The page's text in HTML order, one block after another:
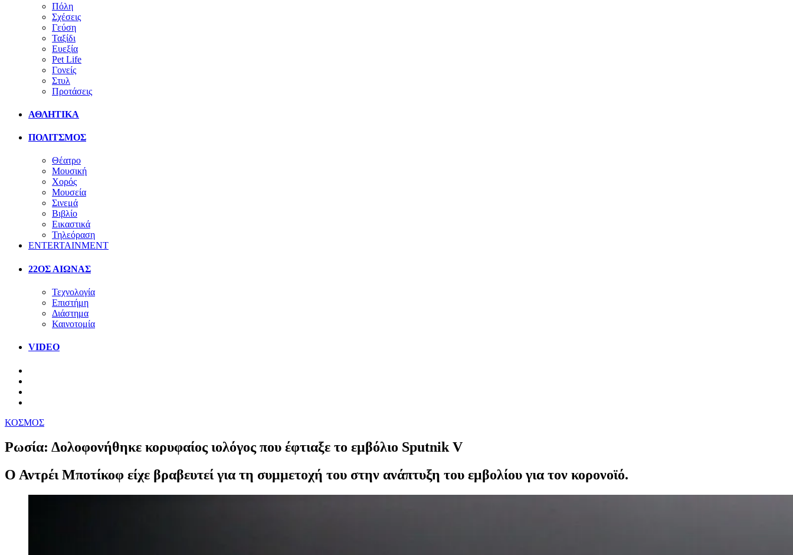
Πόλη
Σχέσεις
Γεύση
Ταξίδι
Ευεξία
Pet Life
Γονείς
Στυλ
Προτάσεις
ΑΘΛΗΤΙΚΑ
ΠΟΛΙΤΣΜΟΣ
Θέατρο
Μουσική
Χορός
Μουσεία
Σινεμά
Βιβλίο
Εικαστικά
Τηλεόραση
ENTERTAINMENT
22ΟΣ ΑΙΩΝΑΣ
Τεχνολογία
Επιστήμη
Διάστημα
Καινοτομία
VIDEO
ΚΟΣΜΟΣ
Ρωσία: Δολοφονήθηκε κορυφαίος ιολόγος που έφτιαξε το εμβόλιο Sputnik V
Ο Αντρέι Μποτίκοφ είχε βραβευτεί για τη συμμετοχή του στην ανάπτυξη του εμβολίου για τον κορονοϊό.